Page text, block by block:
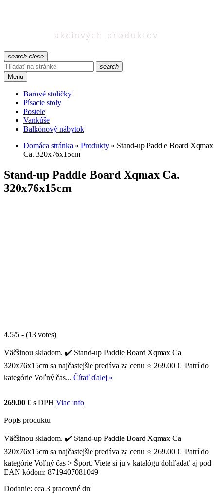
search close
search
Menu
Barové stoličky
Písacie stoly
Postele
Vankúše
Balkónový nábytok
Domáca stránka » Produkty » Stand-up Paddle Board Xqmax
Ca. 320x76x15cm
Stand-up Paddle Board Xqmax Ca.
320x76x15cm
4.5/5 - (13 votes)
Väčšinou skladom. ✔️ Stand-up Paddle Board Xqmax Ca.
320x76x15cm sa najčastejšie predáva za cenu ⭐ 269.00 €. Patrí do
kategórie Voľný čas... Čítať ďalej »
269.00 € s DPH Viac info
Popis produktu
Väčšinou skladom. ✔️ Stand-up Paddle Board Xqmax Ca.
320x76x15cm sa najčastejšie predáva za cenu ⭐ 269.00 €. Patrí do
kategórie Voľný čas > Šport. Viete si ju v katalógu dohľadať aj pod
EAN kódom: 8719407081049
Dodanie: cca 3 pracovné dni